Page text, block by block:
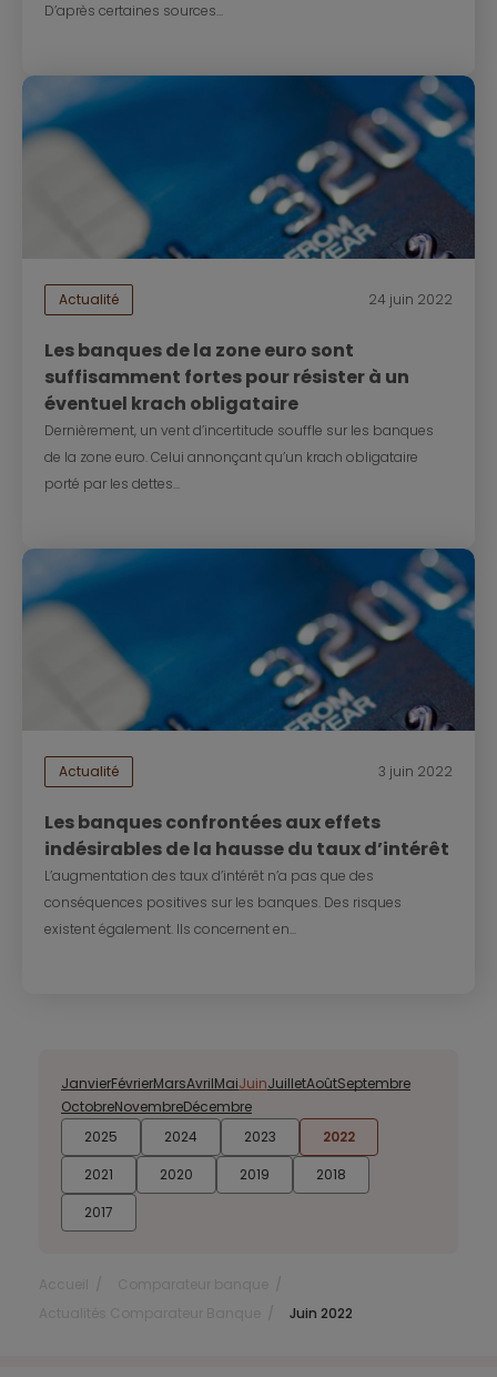
D’après certaines sources...
Actualité 24 juin 2022
Les banques de la zone euro sont
suffisamment fortes pour résister à un
éventuel krach obligataire
Dernièrement, un vent d’incertitude souffle sur les banques
de la zone euro. Celui annonçant qu’un krach obligataire
porté par les dettes...
Actualité 3 juin 2022
Les banques confrontées aux effets
indésirables de la hausse du taux d’intérêt
L’augmentation des taux d’intérêt n’a pas que des
conséquences positives sur les banques. Des risques
existent également. Ils concernent en...
2025 2024 2023
2022
2021
2020 2019
2018
2017
JanvierFévrierMarsAvrilMaiJuinJuilletAoûtSeptembre
OctobreNovembreDécembre
Juin 2022